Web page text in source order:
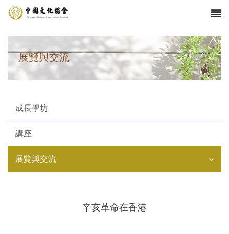
展覽與交流
成長學坊
講座
展覽與交流
辛亥革命在香港